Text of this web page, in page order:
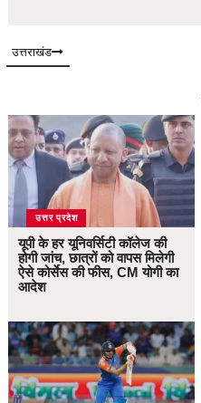
उत्तराखंड
उत्तर प्रदेश
यूपी के हर यूनिवर्सिटी कॉलेज की
होगी जांच, छात्रों को वापस मिलेगी
ऐसे कोर्सेस की फीस, CM योगी का
आदेश